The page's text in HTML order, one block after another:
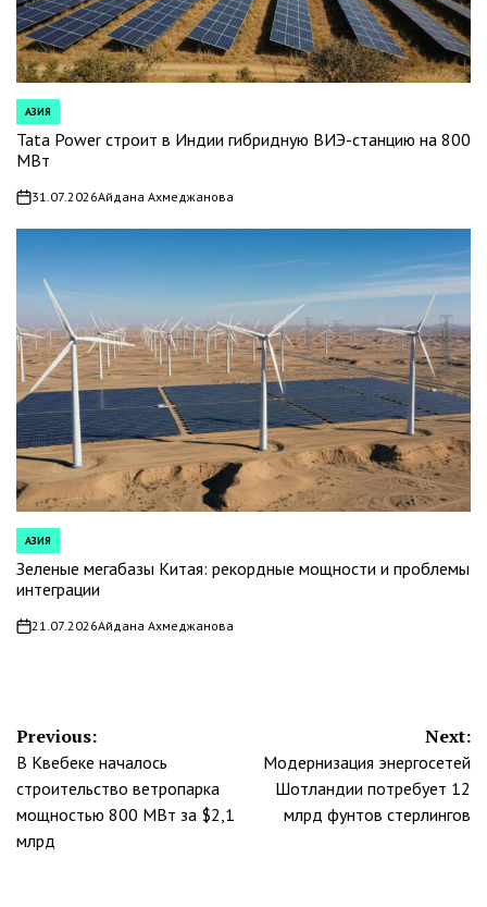
POSTED
IN
АЗИЯ
Tata Power строит в Индии гибридную ВИЭ-станцию на 800
МВт
on31.07.2026Айдана Ахмеджанова
POSTED
IN
АЗИЯ
Зеленые мегабазы Китая: рекордные мощности и проблемы
интеграции
on21.07.2026Айдана Ахмеджанова
Навигация
по
записям
Previous:
В Квебеке началось
строительство ветропарка
мощностью 800 МВт за $2,1
млрд
Next:
Модернизация энергосетей
Шотландии потребует 12
млрд фунтов стерлингов